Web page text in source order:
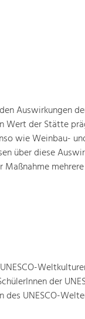
Auswirkungen
Wert der Stätte
wie Weinbau-
über diese
mehrere
der
UNESCO-